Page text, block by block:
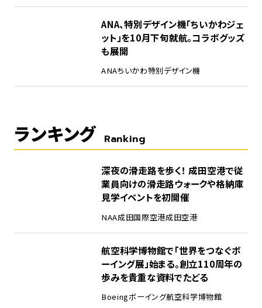
ANA、特別デザイン機「ちいかわジェ
ット」を10月下旬就航。コラボグッズ
も展開
ANAちいかわ特別デザイン機
ランキング Ranking
深夜の滑走路を歩く！ 成田空港で従
業員向けの滑走路ウォークや格納庫
見学イベントを初開催
NAA成田国際空港成田空港
航空科学博物館で「世界をつなぐボ
ーイング展」始まる。創立110周年の
歩みを貴重な資料でたどる
Boeingボーイング航空科学博物館